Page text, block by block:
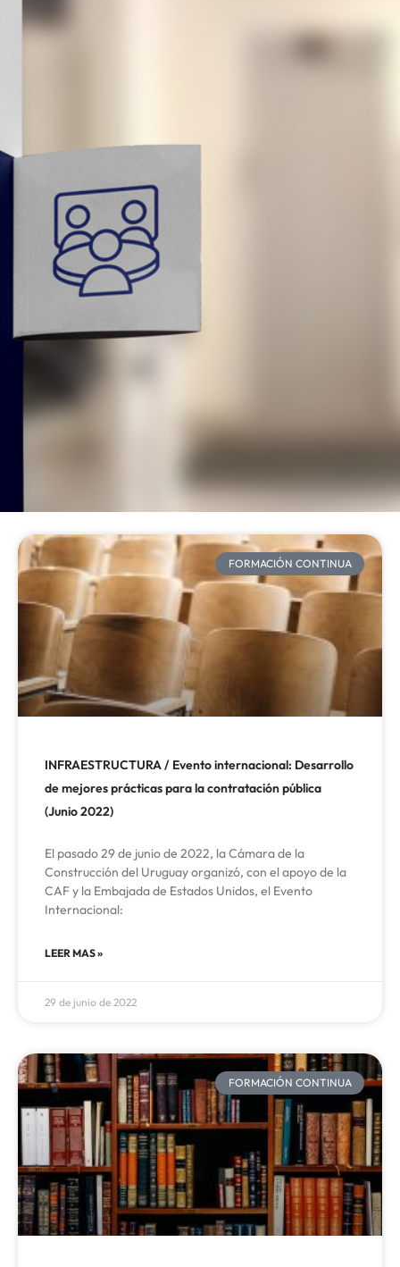
FORMACIÓN CONTINUA​
INFRAESTRUCTURA / Evento internacional: Desarrollo
de mejores prácticas para la contratación pública
(Junio 2022)
El pasado 29 de junio de 2022, la Cámara de la
Construcción del Uruguay organizó, con el apoyo de la
CAF y la Embajada de Estados Unidos, el Evento
Internacional:
LEER MAS »
29 de junio de 2022
FORMACIÓN CONTINUA​